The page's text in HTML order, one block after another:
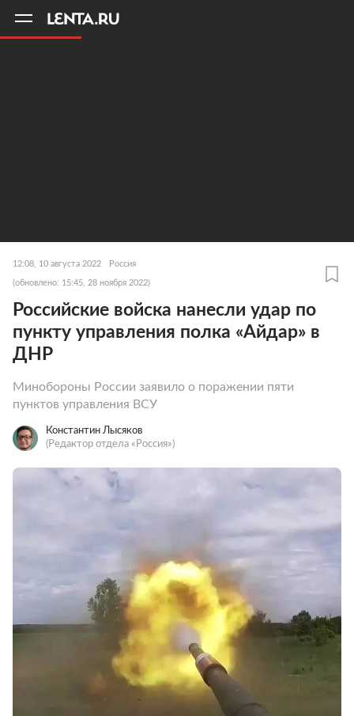
12:08, 10 августа 2022 Россия
(обновлено: 15:45, 28 ноября 2022)
Российские войска нанесли удар по
пункту управления полка «Айдар» в
ДНР
Минобороны России заявило о поражении пяти
пунктов управления ВСУ
Константин Лысяков
(Редактор отдела «Россия»)